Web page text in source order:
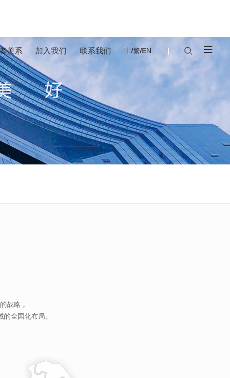
关系 加入我们 联系我们 中/繁/EN
战略，
全国化布局。